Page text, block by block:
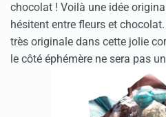
chocolat ! Voilà une idée
hésitent entre fleurs et
très originale dans cette jolie
le côté éphémère ne sera pas